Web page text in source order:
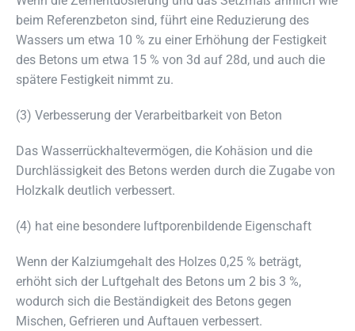
beim Referenzbeton sind, führt eine Reduzierung des
Wassers um etwa 10 % zu einer Erhöhung der Festigkeit
des Betons um etwa 15 % von 3d auf 28d, und auch die
spätere Festigkeit nimmt zu.
(3) Verbesserung der Verarbeitbarkeit von Beton
Das Wasserrückhaltevermögen, die Kohäsion und die
Durchlässigkeit des Betons werden durch die Zugabe von
Holzkalk deutlich verbessert.
(4) hat eine besondere luftporenbildende Eigenschaft
Wenn der Kalziumgehalt des Holzes 0,25 % beträgt,
erhöht sich der Luftgehalt des Betons um 2 bis 3 %,
wodurch sich die Beständigkeit des Betons gegen
Mischen, Gefrieren und Auftauen verbessert.